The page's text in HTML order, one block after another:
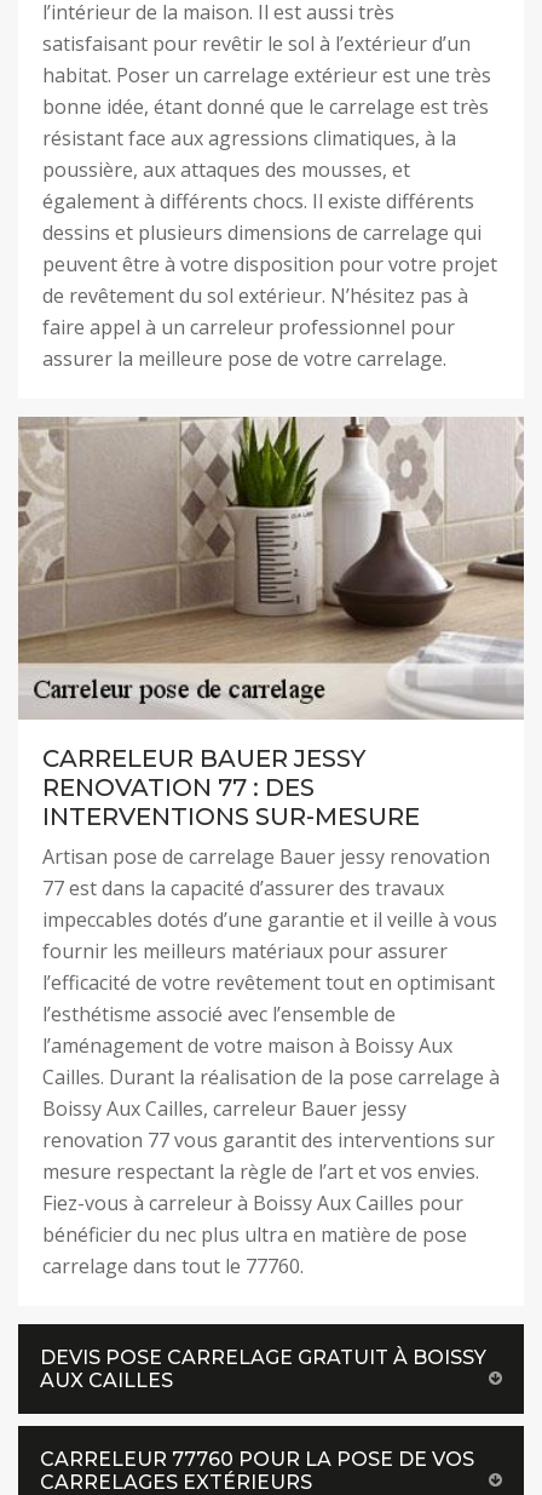
l’intérieur de la maison. Il est aussi très
satisfaisant pour revêtir le sol à l’extérieur d’un
habitat. Poser un carrelage extérieur est une très
bonne idée, étant donné que le carrelage est très
résistant face aux agressions climatiques, à la
poussière, aux attaques des mousses, et
également à différents chocs. Il existe différents
dessins et plusieurs dimensions de carrelage qui
peuvent être à votre disposition pour votre projet
de revêtement du sol extérieur. N’hésitez pas à
faire appel à un carreleur professionnel pour
assurer la meilleure pose de votre carrelage.
CARRELEUR BAUER JESSY
RENOVATION 77 : DES
INTERVENTIONS SUR-MESURE
Artisan pose de carrelage Bauer jessy renovation
77 est dans la capacité d’assurer des travaux
impeccables dotés d’une garantie et il veille à vous
fournir les meilleurs matériaux pour assurer
l’efficacité de votre revêtement tout en optimisant
l’esthétisme associé avec l’ensemble de
l’aménagement de votre maison à Boissy Aux
Cailles. Durant la réalisation de la pose carrelage à
Boissy Aux Cailles, carreleur Bauer jessy
renovation 77 vous garantit des interventions sur
mesure respectant la règle de l’art et vos envies.
Fiez-vous à carreleur à Boissy Aux Cailles pour
bénéficier du nec plus ultra en matière de pose
carrelage dans tout le 77760.
DEVIS POSE CARRELAGE GRATUIT À BOISSY
AUX CAILLES
CARRELEUR 77760 POUR LA POSE DE VOS
CARRELAGES EXTÉRIEURS